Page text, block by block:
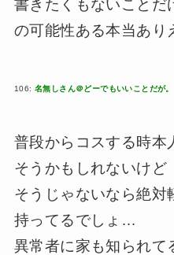
書きたくもないことだ
の可能性ある本当あり
106: 名無しさん＠どーでもいいことだが。
普段からコスする時本
そうかもしれないけど
そうじゃないなら絶対
持ってるでしょ…
異常者に家も知られ